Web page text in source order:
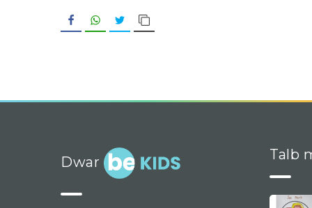
FacebookWhatsApp
Twitter
Dwar Talb